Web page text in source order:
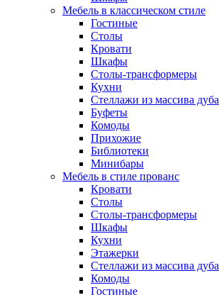
Мебель в классическом стиле
Гостиные
Столы
Кровати
Шкафы
Столы-трансформеры
Кухни
Стеллажи из массива дуба
Буфеты
Комоды
Прихожие
Библиотеки
Минибары
Мебель в стиле прованс
Кровати
Столы
Столы-трансформеры
Шкафы
Кухни
Этажерки
Стеллажи из массива дуба
Комоды
Гостиные